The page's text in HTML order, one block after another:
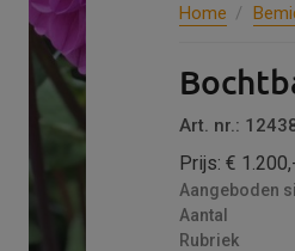
Home
Art. nr.:
Prijs: €
Aangeboden
Aantal
Rubriek